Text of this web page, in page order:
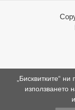
„Бисквитките“
използването